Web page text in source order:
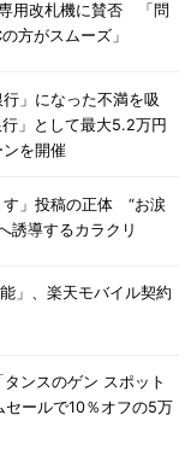
専用改札機に賛否 「問
方がスムーズ」
」になった不満を吸
」として最大5.2万円
を開催
す」投稿の正体 “お涙
誘導するカラクリ
」、楽天モバイル契約
ンスのゲン スポット
ールで10％オフの5万